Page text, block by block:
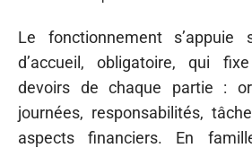
Le fonctionnement
d’accueil, obligatoire, qui
devoirs de chaque partie :
journées, responsabilités,
aspects financiers. En